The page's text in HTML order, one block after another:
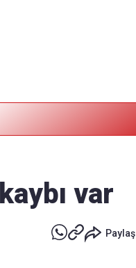
var
Paylaş